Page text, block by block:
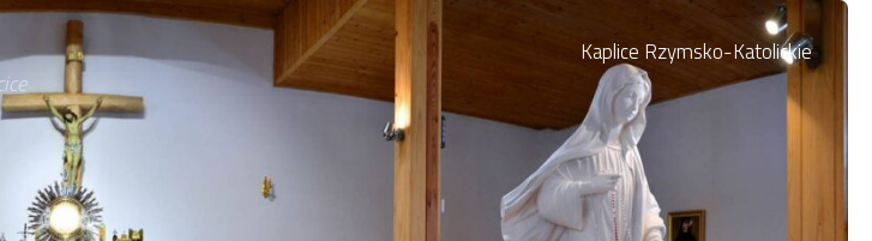
Kaplice Rzymsko-Katolickie